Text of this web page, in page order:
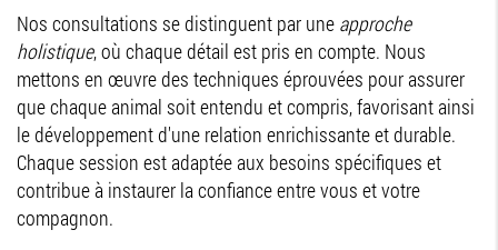
Nos consultations se distinguent par une approche
holistique, où chaque détail est pris en compte. Nous
mettons en œuvre des techniques éprouvées pour assurer
que chaque animal soit entendu et compris, favorisant ainsi
le développement d'une relation enrichissante et durable.
Chaque session est adaptée aux besoins spécifiques et
contribue à instaurer la confiance entre vous et votre
compagnon.